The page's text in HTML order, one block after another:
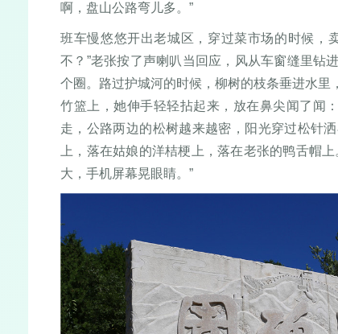
啊，盘山公路弯儿多。”
班车慢悠悠开出老城区，穿过菜市场的时候，
不？”老张按了声喇叭当回应，风从车窗缝里钻
个圈。路过护城河的时候，柳树的枝条垂进水
竹篮上，她伸手轻轻拈起来，放在鼻尖闻了闻
走，公路两边的松树越来越密，阳光穿过松针
上，落在姑娘的洋桔梗上，落在老张的鸭舌帽
大，手机屏幕晃眼睛。”